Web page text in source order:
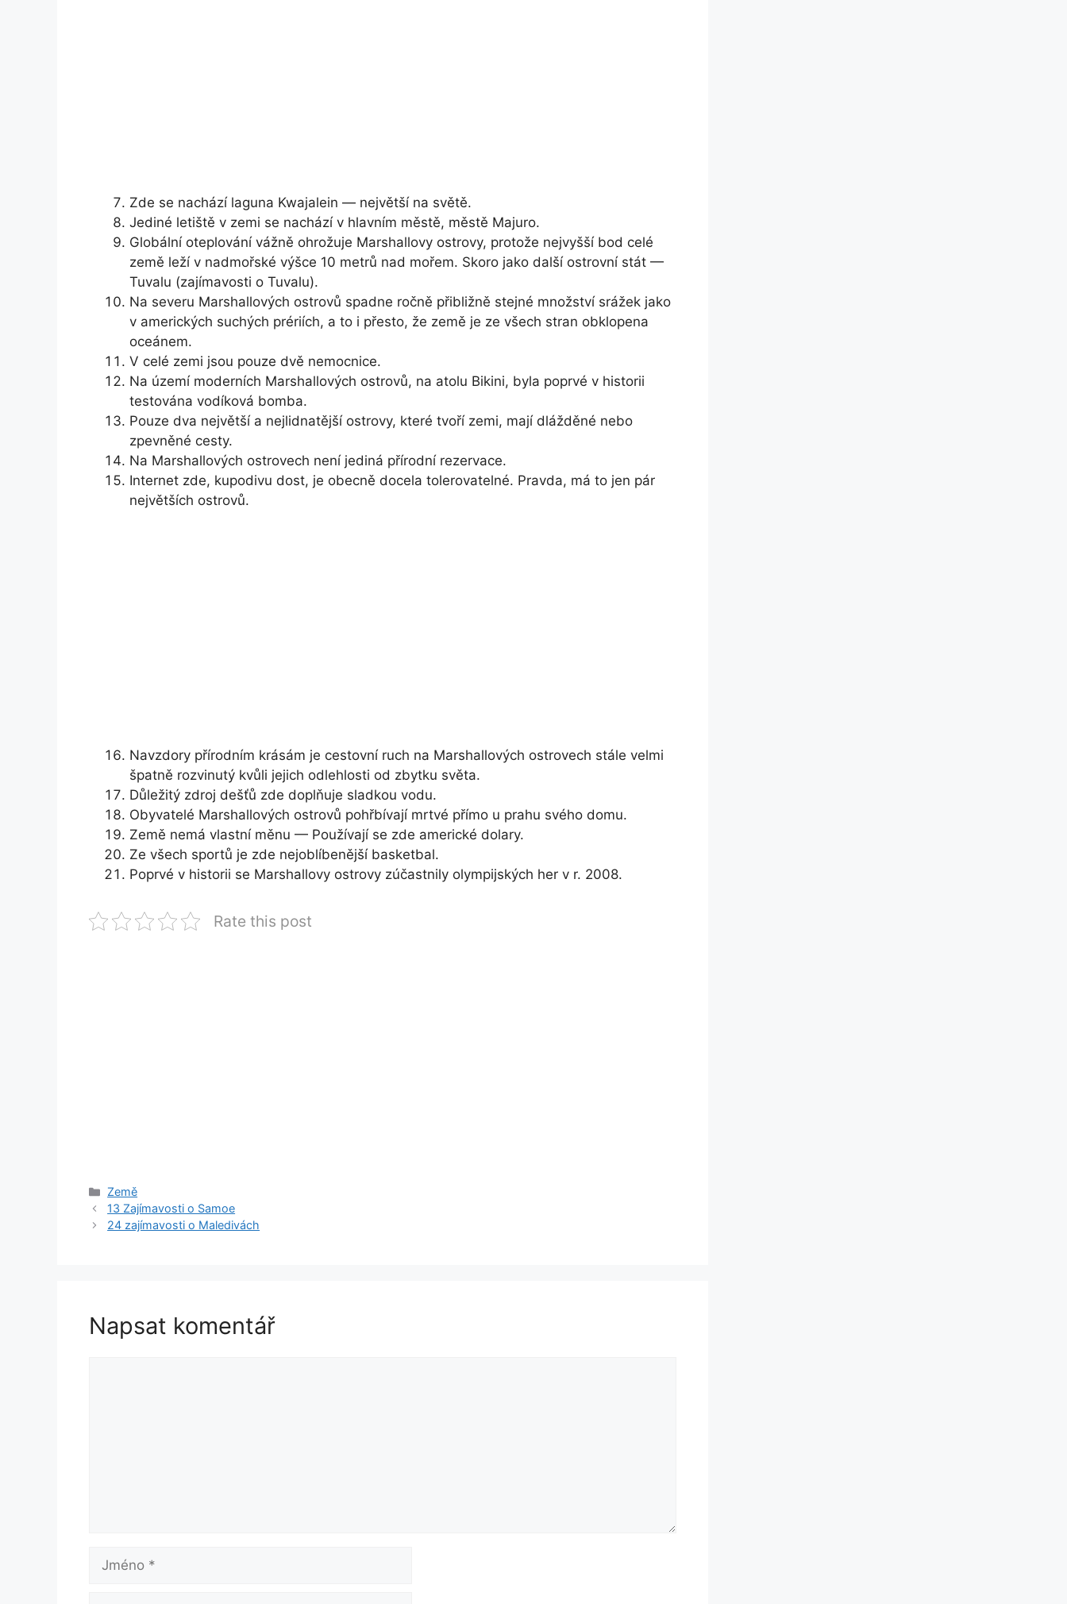
Zde se nachází laguna Kwajalein — největší na světě.
Jediné letiště v zemi se nachází v hlavním městě, městě Majuro.
Globální oteplování vážně ohrožuje Marshallovy ostrovy, protože nejvyšší bod celé
země leží v nadmořské výšce 10 metrů nad mořem. Skoro jako další ostrovní stát —
Tuvalu (zajímavosti o Tuvalu).
Na severu Marshallových ostrovů spadne ročně přibližně stejné množství srážek jako
v amerických suchých prériích, a to i přesto, že země je ze všech stran obklopena
oceánem.
V celé zemi jsou pouze dvě nemocnice.
Na území moderních Marshallových ostrovů, na atolu Bikini, byla poprvé v historii
testována vodíková bomba.
Pouze dva největší a nejlidnatější ostrovy, které tvoří zemi, mají dlážděné nebo
zpevněné cesty.
Na Marshallových ostrovech není jediná přírodní rezervace.
Internet zde, kupodivu dost, je obecně docela tolerovatelné. Pravda, má to jen pár
největších ostrovů.
Navzdory přírodním krásám je cestovní ruch na Marshallových ostrovech stále velmi
špatně rozvinutý kvůli jejich odlehlosti od zbytku světa.
Důležitý zdroj dešťů zde doplňuje sladkou vodu.
Obyvatelé Marshallových ostrovů pohřbívají mrtvé přímo u prahu svého domu.
Země nemá vlastní měnu — Používají se zde americké dolary.
Ze všech sportů je zde nejoblíbenější basketbal.
Poprvé v historii se Marshallovy ostrovy zúčastnily olympijských her v r. 2008.
Rate this post
Rubriky
Země
13 Zajímavosti o Samoe
24 zajímavosti o Maledivách
Napsat komentář
Jméno